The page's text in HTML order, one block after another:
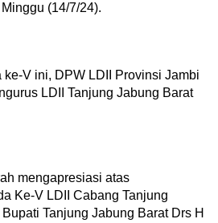
(14/7/24).
ke-V ini, DPW LDII Provinsi Jambi
LDII Tanjung Jabung Barat
mengapresiasi atas
Ke-V LDII Cabang Tanjung
Tanjung Jabung Barat Drs H